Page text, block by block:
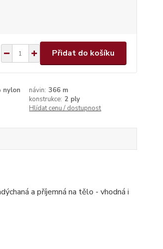
Přidat do košíku
nylon návin: 366 m
konstrukce: 2 ply
Hlídat cenu / dostupnost
a příjemná na tělo - vhodná i